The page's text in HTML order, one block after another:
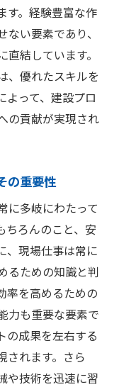
法
現場の現状
影響
の必要性
専門性
スの向上
事に挑戦する
役割
ザイン
発
プ事例
作業員を募集
す。経験豊富な作
い要素であり、
結しています。
、優れたスキルを
よって、建設プロ
の貢献が実現され
の重要性
に多岐にわたって
ちろんのこと、安
、現場仕事は常に
るための知識と判
率を高めるための
力も重要な要素で
の成果を左右する
されます。さら
や技術を迅速に習